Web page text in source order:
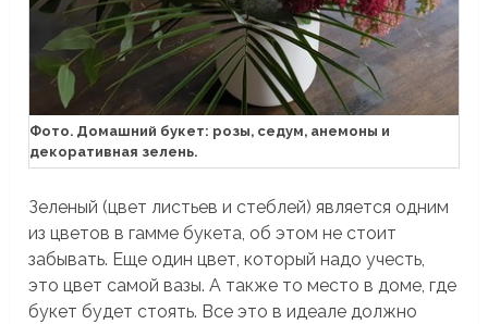
Фото. Домашний букет: розы, седум, анемоны и
декоративная зелень.
Зеленый (цвет листьев и стеблей) является одним
из цветов в гамме букета, об этом не стоит
забывать. Еще один цвет, который надо учесть,
это цвет самой вазы. А также то место в доме, где
букет будет стоять. Все это в идеале должно